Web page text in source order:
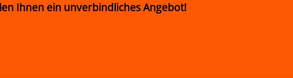
Ihnen ein unverbindliches Angebot!